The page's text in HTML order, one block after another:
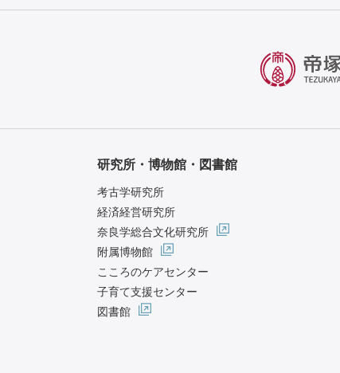
研究所・博物館・図書館
考古学研究所
経済経営研究所
奈良学総合文化研究所
附属博物館
こころのケアセンター
子育て支援センター
図書館